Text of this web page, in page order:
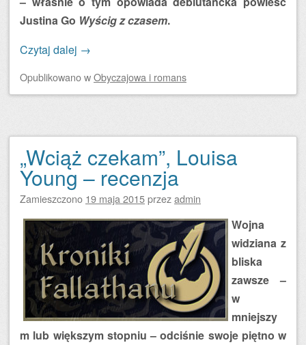
Justina Go Wyścig z czasem.
Czytaj dalej →
OpublikowanowObyczajowa i romans
„Wciąż czekam”, Louisa
Young – recenzja
Zamieszczono 19 maja 2015przezadmin
Wojna
widziana z
bliska
zawsze –
w
mniejszy
m lub większym stopniu – odciśnie swoje piętno w